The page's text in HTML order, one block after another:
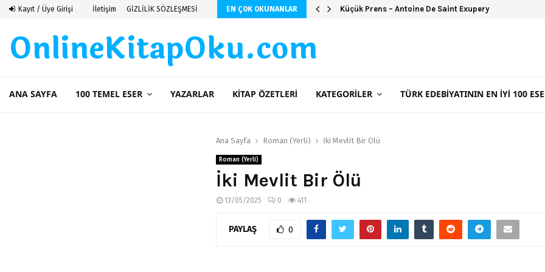
Kayıt / Üye Girişi İletişim GİZLİLİK SÖZLEŞMESİ EN ÇOK OKUNANLAR Küçük Prens – Antoine De Saint Exupery
Şeker Portakalı (Ciltsiz)
OnlineKitapOku.com
ANA SAYFA 100 TEMEL ESER YAZARLAR KITAP ÖZETLERI KATEGORILER TÜRK EDEBIYATININ EN İYI 100
Ana Sayfa Roman (Yerli) İki Mevlit Bir Ölü
Roman (Yerli)
İki Mevlit Bir Ölü
13/05/2025 0 411
PAYLAŞ 0